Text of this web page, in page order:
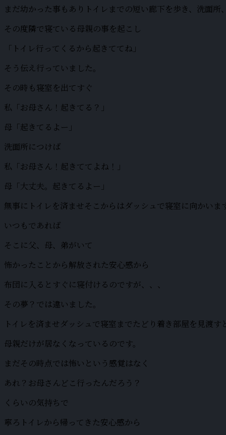
まだ幼かった事もありトイレまでの短い廊下を歩き、洗面
その度隣で寝ている母親の事を起こし
「トイレ行ってくるから起きててね」
そう伝え行っていました。
その時も寝室を出てすぐ
私「お母さん！起きてる？」
母「起きてるよー」
洗面所につけば
私「お母さん！起きててよね！」
母「大丈夫。起きてるよー」
無事にトイレを済ませそこからはダッシュで寝室に向かいま
いつもであれば
そこに父、母、弟がいて
怖かったことから解放された安心感から
布団に入るとすぐに寝付けるのですが、、、
その夢？では違いました。
トイレを済ませダッシュで寝室までたどり着き部屋を見渡す
母親だけが居なくなっているのです。
まだその時点では怖いという感覚はなく
あれ？お母さんどこ行ったんだろう？
くらいの気持ちで
寧ろトイレから帰ってきた安心感から